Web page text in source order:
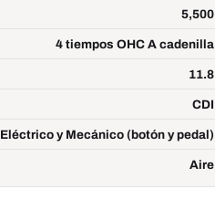
5,500
4 tiempos OHC A cadenilla
11.8
CDI
Eléctrico y Mecánico (botón y pedal)
Aire